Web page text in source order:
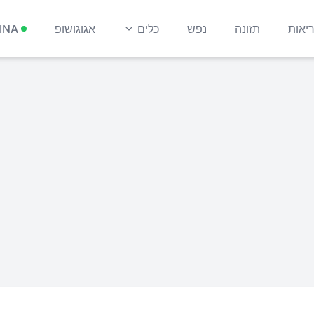
תזונה נפש כלים אגוגושופ